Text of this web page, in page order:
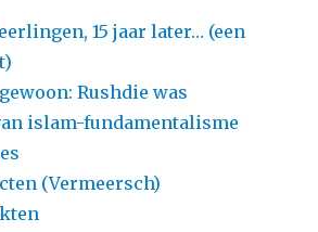
15 jaar later… (een
Rushdie was
islam-fundamentalisme
(Vermeersch)